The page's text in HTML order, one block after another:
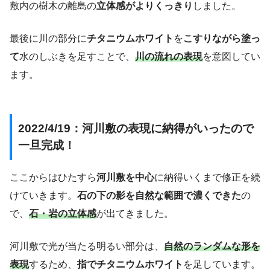
敷内の樹木の離島の立体感がよりくっきり しました。
最後に川の部分にチタニウムホワイト をこすりながら塗っ
て水のしぶきを足すことで、 川の流れの表現を意図してい
ます。
2022/4/19：河川敷の表現に納得がいったので
一旦完成！
ここからはひたすら河川敷を中心に納得いくまで修正を続
けていきます。 石の下の影を自然な範囲で濃くできたの
で、 石・岩の立体感が出てきました。
河川敷で光が当たる明るい部分は、 自然のランダムな形を
表現するため、 指でチタニウムホワイト を足しています。